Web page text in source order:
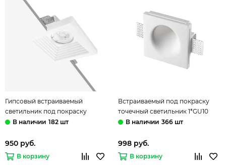
Гипсовый встраиваемый
светильник под покраску
1*GU10 10356B белый Ghost LOFT
182 шт
950 руб.
В корзину
Встраиваемый под покраску
точечный светильник 1*GU10
371013 белый WIR CAIL Novotech
366 шт
998 руб.
В корзину